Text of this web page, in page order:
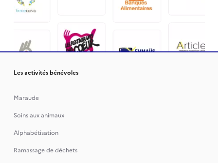
Les activités bénévoles
Maraude
Soins aux animaux
Alphabétisation
Ramassage de déchets